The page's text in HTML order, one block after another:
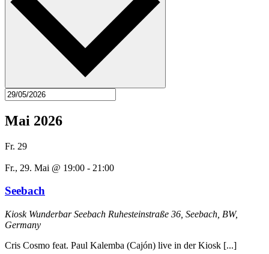
Mai 2026
Fr. 29
Fr., 29. Mai @ 19:00 - 21:00
Seebach
Kiosk Wunderbar Seebach Ruhesteinstraße 36, Seebach, BW,
Germany
Cris Cosmo feat. Paul Kalemba (Cajón) live in der Kiosk [...]